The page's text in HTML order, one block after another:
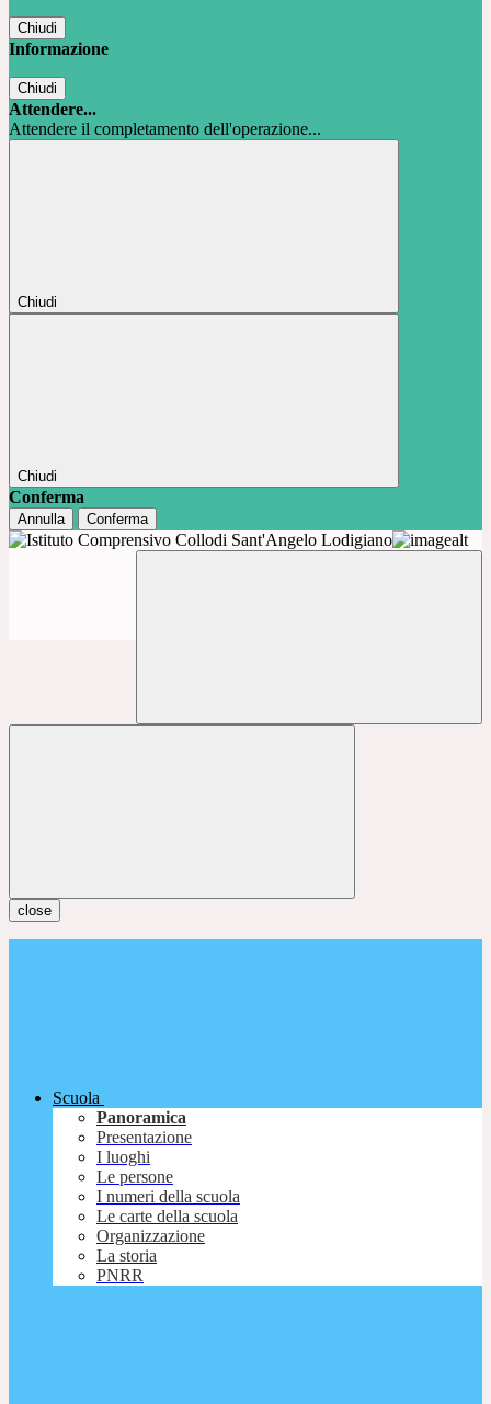
Chiudi
Informazione
Chiudi
Attendere...
Attendere il completamento dell'operazione...
Chiudi
Chiudi
Conferma
Annulla Conferma
close
Scuola
Panoramica
Presentazione
I luoghi
Le persone
I numeri della scuola
Le carte della scuola
Organizzazione
La storia
PNRR